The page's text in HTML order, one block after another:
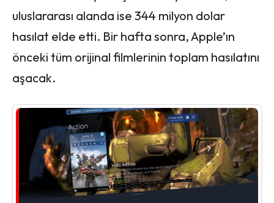
uluslararası alanda ise 344 milyon dolar
hasılat elde etti. Bir hafta sonra, Apple’ın
önceki tüm orijinal filmlerinin toplam hasılatını
aşacak.